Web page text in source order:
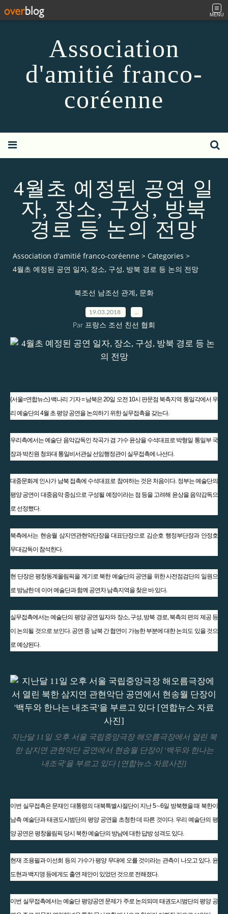
MENU
Association
d'amitié franco-
coréenne
4월초 예정된 공연 일
자, 장소, 구성, 방북
경로 등 논의 전망
Association d'amitié franco-coréenne > Categories >
4월초 예정된 공연 일자, 장소, 구성, 방북 경로 등 논의 전망
북조선 남조선 관계 , 문화
19.03.2018
Par 프랑스 조선 친선 협회
(서울=연합뉴스) 백나리 기자 = 남북은 20일 오전 10시 판문점 북측지역 통일각에서 우
리 예술단의 4월 초 평양 공연을 논의하기 위한 실무접촉을 갖는다.
우리측에서는 예술단 음악감독인 작곡가 겸 가수 윤상을 수석대표로 박형일 통일부 국
장과 박진원 청와대 통일비서관실 선임행정관이 실무접촉에 나선다.
대중문화계 인사가 남북 접촉에 수석대표로 참여하는 것은 처음이다. 정부는 예술단의
평양 공연이 대중음악 중심으로 구성될 예정이라는 점 등을 고려해 윤상을 음악감독으
로 선정했다.
북측에서는 현송월 삼지연관현악단장을 대표단장으로 김순호 행정부단장과 안정호
무대감독이 참석한다.
현 단장은 평창동계올림픽을 계기로 북한 예술단의 공연을 위한 사전점검단의 일원으
로 방남한 데 이어 예술단과 함께 공연차 남측지역을 찾은 바 있다.
실무접촉에서는 예술단의 평양 공연 일자와 장소, 구성, 방북 경로, 북측의 편의 제공 등
이 논의될 것으로 보인다. 공연 중 남북 간 협연이 가능한 부분에 대한 논의도 있을 것으
로 예상된다.
지난달 11일 오후 서울 국립중앙극장 해오름극장에서 열린 북
한 삼지연 관현악단 공연에서 현송월 단장이 '백두와 한나는
내조국'을 부르고 있다 [연합뉴스 자료사진]
이번 실무접촉은 문재인 대통령의 대북특별사절단이 지난 5∼6일 방북했을 때 북한이
남측 예술단과 태권도시범단의 평양 공연을 초청한 데 따른 것이다. 우리 예술단의 평
양 공연은 평창올림픽 당시 북한 예술단의 방남에 대한 답방 성격도 있다.
현재 조용필과 이선희 등의 가수가 평양 무대에 오를 것이라는 관측이 나오고 있다. 윤
도현과 백지영 등에게도 출연 제안이 있었던 것으로 전해졌다.
이번 실무접촉에서는 예술단 평양공연 문제가 주로 논의되며 태권도시범단의 평양 공